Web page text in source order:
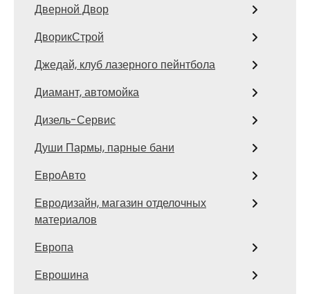
Дверной Двор
ДворикСтрой
Джедай, клуб лазерного пейнтбола
Диамант, автомойка
Дизель-Сервис
Души Пармы, парные бани
ЕвроАвто
Евродизайн, магазин отделочных
материалов
Европа
Еврошина